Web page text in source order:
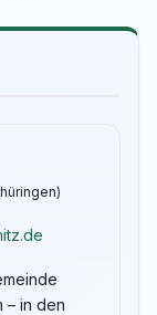
– in den